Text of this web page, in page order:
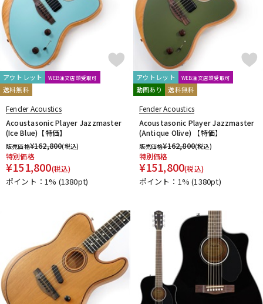
アウトレット WEB注文店頭受取可
送料無料
Fender Acoustics
Acoustasonic Player Jazzmaster
(Ice Blue)【特価】
販売価格¥162,800(税込)
特別価格
¥151,800(税込)
ポイント：1% (1380pt)
アウトレット WEB注文店頭受取可
動画あり 送料無料
Fender Acoustics
Acoustasonic Player Jazzmaster
(Antique Olive) 【特価】
販売価格¥162,800(税込)
特別価格
¥151,800(税込)
ポイント：1%(1380pt)